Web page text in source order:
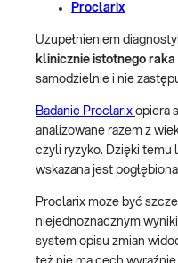
Proclarix
Uzupełnieniem
klinicznie istotnego
samodzielnie i nie
Badanie Proclarix opiera
analizowane razem z
czyli ryzyko. Dzięki temu
wskazana jest
Proclarix może być
niejednoznacznym
system opisu zmian